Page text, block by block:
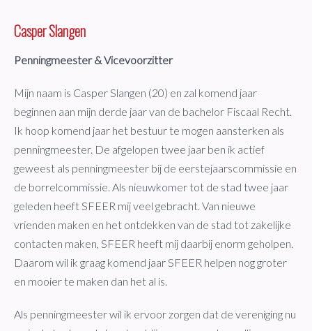
Casper Slangen
Penningmeester & Vicevoorzitter
Mijn naam is Casper Slangen (20) en zal komend jaar
beginnen aan mijn derde jaar van de bachelor Fiscaal Recht.
Ik hoop komend jaar het bestuur te mogen aansterken als
penningmeester. De afgelopen twee jaar ben ik actief
geweest als penningmeester bij de eerstejaarscommissie en
de borrelcommissie. Als nieuwkomer tot de stad twee jaar
geleden heeft SFEER mij veel gebracht. Van nieuwe
vrienden maken en het ontdekken van de stad tot zakelijke
contacten maken, SFEER heeft mij daarbij enorm geholpen.
Daarom wil ik graag komend jaar SFEER helpen nog groter
en mooier te maken dan het al is.
Als penningmeester wil ik ervoor zorgen dat de vereniging nu